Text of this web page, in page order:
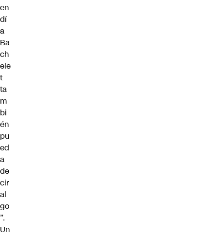
en
dí
a
Ba
ch
ele
t
ta
m
bi
én
pu
ed
a
de
cir
al
go
”.
Un